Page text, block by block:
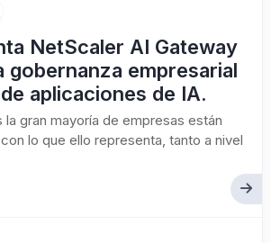
NetScaler AI Gateway
gobernanza empresarial
aplicaciones de IA.
gran mayoría de empresas están
lo que ello representa, tanto a nivel